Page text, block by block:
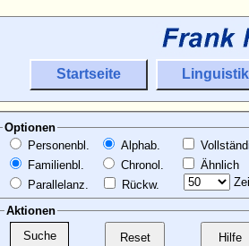
Startseite Linguistik
Optionen
Personenbl.
Familienbl.
Parallelanz.
Alphab.
Chronol.
Rückw.
Ähnlich
Aktionen